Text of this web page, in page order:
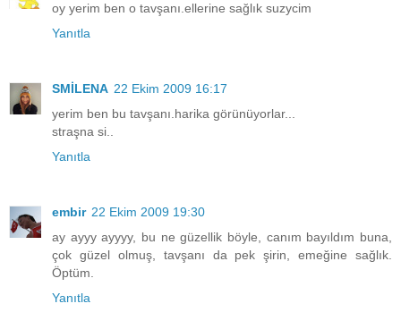
oy yerim ben o tavşanı.ellerine sağlık suzycim
Yanıtla
SMİLENA 22 Ekim 2009 16:17
yerim ben bu tavşanı.harika görünüyorlar...
straşna si..
Yanıtla
embir 22 Ekim 2009 19:30
ay ayyy ayyyy, bu ne güzellik böyle, canım bayıldım buna,
çok güzel olmuş, tavşanı da pek şirin, emeğine sağlık.
Öptüm.
Yanıtla